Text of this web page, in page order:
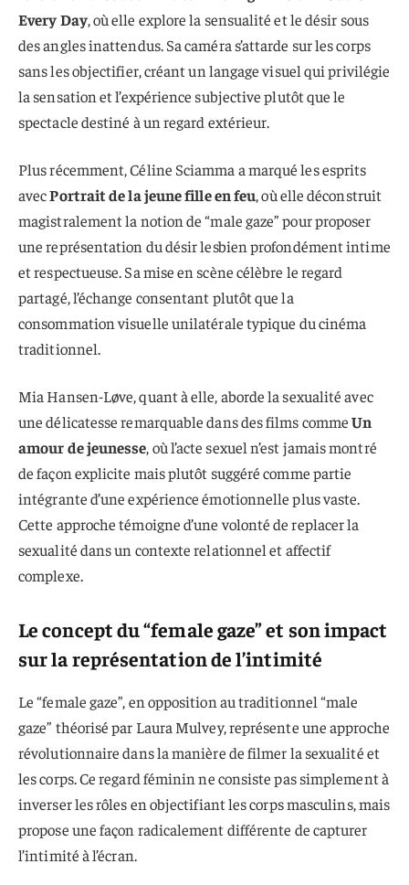
Every Day, où elle explore la sensualité et le désir sous
des angles inattendus. Sa caméra s’attarde sur les corps
sans les objectifier, créant un langage visuel qui privilégie
la sensation et l’expérience subjective plutôt que le
spectacle destiné à un regard extérieur.
Plus récemment, Céline Sciamma a marqué les esprits
avecPortrait de la jeune fille en feu, où elle déconstruit
magistralement la notion de “male gaze” pour proposer
une représentation du désir lesbien profondément intime
et respectueuse. Sa mise en scène célèbre le regard
partagé, l’échange consentant plutôt que la
consommation visuelle unilatérale typique du cinéma
traditionnel.
Mia Hansen-Løve, quant à elle, aborde la sexualité avec
une délicatesse remarquable dans des films commeUn
amour de jeunesse, où l’acte sexuel n’est jamais montré
de façon explicite mais plutôt suggéré comme partie
intégrante d’une expérience émotionnelle plus vaste.
Cette approche témoigne d’une volonté de replacer la
sexualité dans un contexte relationnel et affectif
complexe.
Le concept du “female gaze” et son impact
sur la représentation de l’intimité
Le “female gaze”, en opposition au traditionnel “male
gaze” théorisé par Laura Mulvey, représente une approche
révolutionnaire dans la manière de filmer la sexualité et
les corps. Ce regard féminin ne consiste pas simplement à
inverser les rôles en objectifiant les corps masculins, mais
propose une façon radicalement différente de capturer
l’intimité à l’écran.